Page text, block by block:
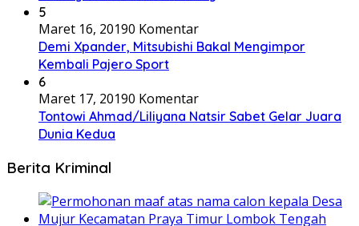
5
Maret 16, 20190 Komentar
Demi Xpander, Mitsubishi Bakal Mengimpor
Kembali Pajero Sport
6
Maret 17, 20190 Komentar
Tontowi Ahmad/Liliyana Natsir Sabet Gelar Juara
Dunia Kedua
Berita Kriminal